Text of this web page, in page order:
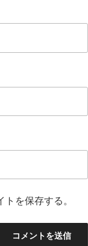
を保存する。